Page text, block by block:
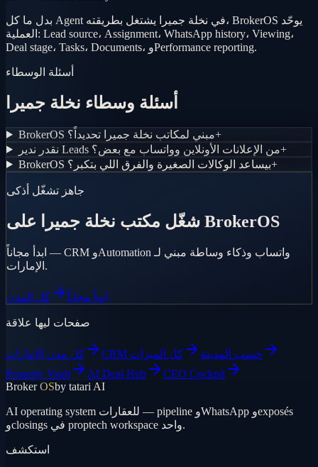
بدل ما كل Agent في نخلة جميرا يشتغل بطريقته، BrokerOS يوحّد
العملية: Lead source، Assignment، WhatsApp history، Viewing،
Deal stage، Tasks، Documents، وPerformance reporting.
أسئلة الوسطاء
أسئلة وسطاء نخلة جميرا
BrokerOS مبني لمكاتب نخلة جميرا تحديداً؟+
نقدر ندير Leads من الإعلانات الأونلاين وواتساب مع بعض؟+
BrokerOS بيساعد الوكالات الصغيرة والفرق اللي بتكبر؟+
جاهز تشغّل أذكى
شغّل مكتب نخلة جميرا على BrokerOS
ابدأ مجاناً — CRM وAutomation واتساب وذكاء وساطة مبني لـ
الإمارات.
ابدأ مجاناً كل المدن
صفحات ليها علاقة
كل مدن الإمارات CRM حسب المدينة
كل الميزات
Property Vault
AI Deal Hub
CEO Cockpit
BrokerOSby tatari AI
AI operating system للعقارات — pipeline وWhatsApp وexposés
وclosings في proptech workspace واحد.
استكشف